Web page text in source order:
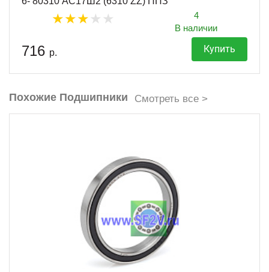
4
В наличии
716 р. Купить
Похожие Подшипники Смотреть все >